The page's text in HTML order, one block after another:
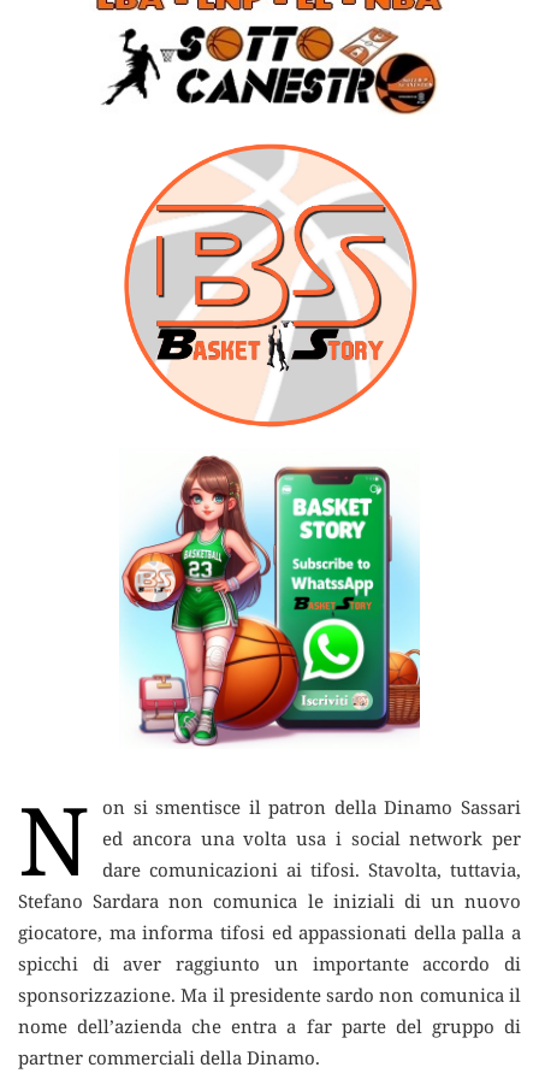
N on si smentisce il patron della Dinamo Sassari
ed ancora una volta usa i social network per
dare comunicazioni ai tifosi. Stavolta, tuttavia,
Stefano Sardara non comunica le iniziali di un nuovo
giocatore, ma informa tifosi ed appassionati della palla a
spicchi di aver raggiunto un importante accordo di
sponsorizzazione. Ma il presidente sardo non comunica il
nome dell’azienda che entra a far parte del gruppo di
partner commerciali della Dinamo.